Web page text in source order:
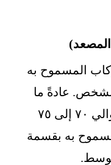
المسموح به
عادةً ما
يُعتبر الوزن المتوسط للفرد حوالي ٧٠ إلى ٧٥
به بقسمة